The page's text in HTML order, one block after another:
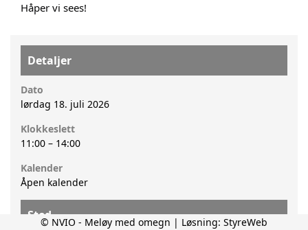
Håper vi sees!
Detaljer
Dato
lørdag 18. juli 2026
Klokkeslett
11:00 – 14:00
Kalender
Åpen kalender
Sted© NVIO - Meløy med omegn | Løsning: StyreWeb